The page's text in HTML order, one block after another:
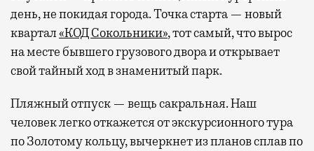
день, не покидая города. Точка старта — новый
квартал«КОД Сокольники», тот самый, что вырос
на месте бывшего грузового двора и открывает
свой тайный ход в знаменитый парк.
Пляжный отпуск — вещь сакральная. Наш
человек легко откажется от экскурсионного тура
по Золотому кольцу, вычеркнет из планов сплав по